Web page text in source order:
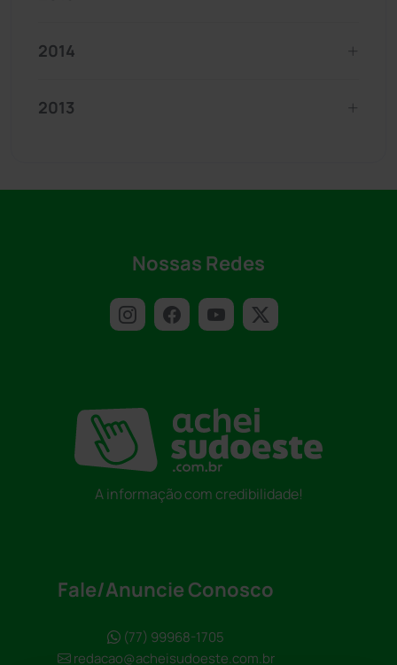
2014
2013
Nossas Redes
A informação com credibilidade!
Fale/Anuncie Conosco
(77) 99968-1705
redacao@acheisudoeste.com.br